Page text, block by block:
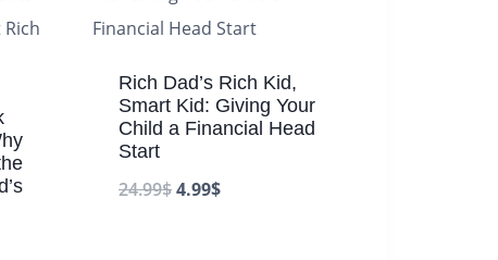
Rich Dad’s Rich Kid,
Smart Kid: Giving Your
Child a Financial Head
Start
24.99$4.99$